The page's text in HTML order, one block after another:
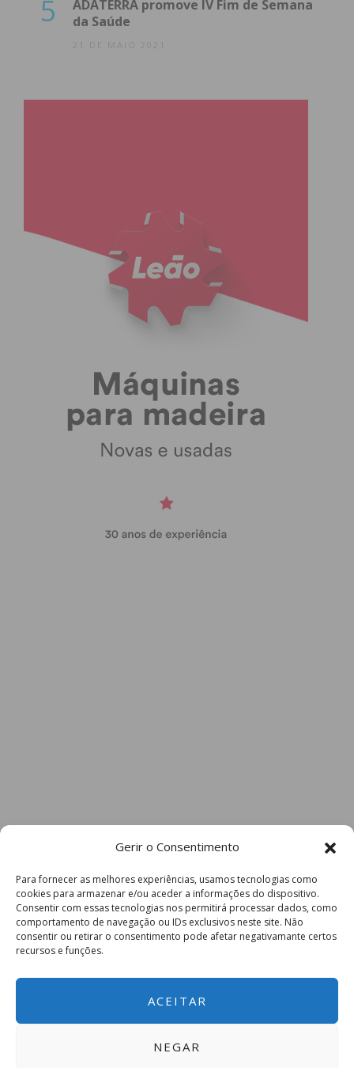
Gerir o Consentimento
Para fornecer as melhores experiências, usamos tecnologias como
cookies para armazenar e/ou aceder a informações do dispositivo.
Consentir com essas tecnologias nos permitirá processar dados, como
comportamento de navegação ou IDs exclusivos neste site. Não
consentir ou retirar o consentimento pode afetar negativamante certos
recursos e funções.
ACEITAR
NEGAR
5
ADATERRA promove IV Fim de Semana
da Saúde
21 DE MAIO 2021